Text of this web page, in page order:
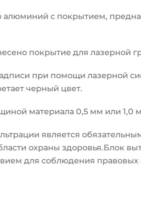
алюминий с покрытием,
покрытие для лазерной
при помощи лазерной
черный цвет.
материала 0,5 мм или 1,0
является
охраны здоровья.Блок
для соблюдения правовых